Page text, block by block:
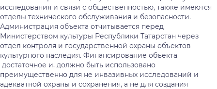
исследования и связи с общественностью, также имеются
отделы технического обслуживания и безопасности.
Администрация объекта отчитывается перед
Министерством культуры Республики Татарстан через
отдел контроля и государственной охраны объектов
культурного наследия. Финансирование объекта
достаточное и, должно быть использовано
преимущественно для не инвазивных исследований и
адекватной охраны и сохранения, а не для создания